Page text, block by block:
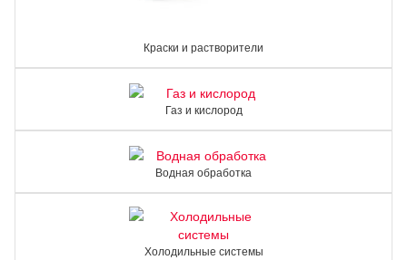
Краски и растворители
Газ и кислород
Водная обработка
Холодильные системы